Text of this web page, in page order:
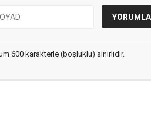
600 karakterle (boşluklu) sınırlıdır.